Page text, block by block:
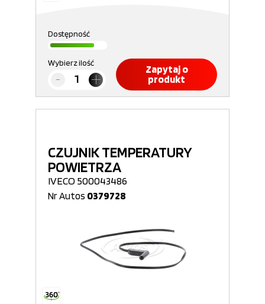
Dostępność
Wybierz ilość
Zapytaj o
produkt
CZUJNIK TEMPERATURY
POWIETRZA
IVECO 500043486
Nr Autos 0379728